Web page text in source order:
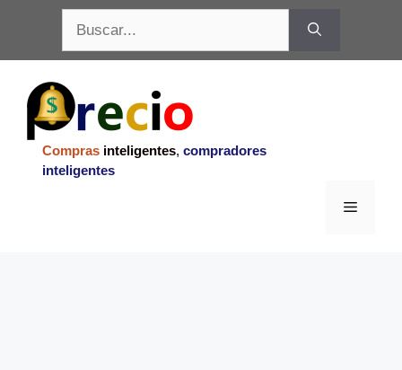
contenido
Compras inteligentes, compradores
inteligentes
Menu